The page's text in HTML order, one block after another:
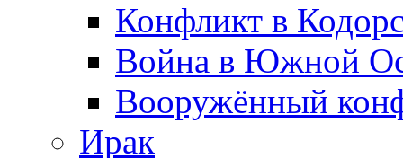
Конфликт в
Война в Южной
Вооружённый
Ирак